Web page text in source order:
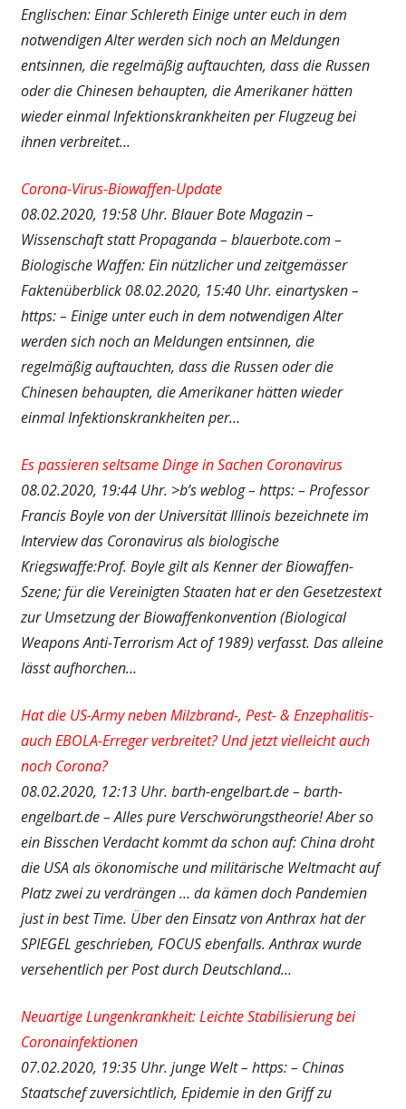
Englischen: Einar Schlereth Einige unter euch in dem
notwendigen Alter werden sich noch an Meldungen
entsinnen, die regelmäßig auftauchten, dass die Russen
oder die Chinesen behaupten, die Amerikaner hätten
wieder einmal Infektionskrankheiten per Flugzeug bei
ihnen verbreitet…
Corona-Virus-Biowaffen-Update
08.02.2020, 19:58 Uhr. Blauer Bote Magazin –
Wissenschaft statt Propaganda – blauerbote.com –
Biologische Waffen: Ein nützlicher und zeitgemässer
Faktenüberblick 08.02.2020, 15:40 Uhr. einartysken –
https: – Einige unter euch in dem notwendigen Alter
werden sich noch an Meldungen entsinnen, die
regelmäßig auftauchten, dass die Russen oder die
Chinesen behaupten, die Amerikaner hätten wieder
einmal Infektionskrankheiten per…
Es passieren seltsame Dinge in Sachen Coronavirus
08.02.2020, 19:44 Uhr. >b’s weblog – https: – Professor
Francis Boyle von der Universität Illinois bezeichnete im
Interview das Coronavirus als biologische
Kriegswaffe:Prof. Boyle gilt als Kenner der Biowaffen-
Szene; für die Vereinigten Staaten hat er den Gesetzestext
zur Umsetzung der Biowaffenkonvention (Biological
Weapons Anti-Terrorism Act of 1989) verfasst. Das alleine
lässt aufhorchen…
Hat die US-Army neben Milzbrand-, Pest- & Enzephalitis-
auch EBOLA-Erreger verbreitet? Und jetzt vielleicht auch
noch Corona?
08.02.2020, 12:13 Uhr. barth-engelbart.de – barth-
engelbart.de – Alles pure Verschwörungstheorie! Aber so
ein Bisschen Verdacht kommt da schon auf: China droht
die USA als ökonomische und militärische Weltmacht auf
Platz zwei zu verdrängen … da kämen doch Pandemien
just in best Time. Über den Einsatz von Anthrax hat der
SPIEGEL geschrieben, FOCUS ebenfalls. Anthrax wurde
versehentlich per Post durch Deutschland…
Neuartige Lungenkrankheit: Leichte Stabilisierung bei
Coronainfektionen
07.02.2020, 19:35 Uhr. junge Welt – https: – Chinas
Staatschef zuversichtlich, Epidemie in den Griff zu